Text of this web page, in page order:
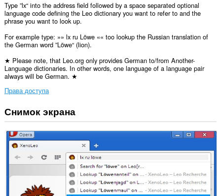
Type ”lx“ into the address field followed by a space separated optional
language code defining the Leo dictionary you want to refer to and the
phrase you want to look up.
For example type: »» lx ru Löwe «« too lookup the Russian translation of
the German word ”Löwe“ (lion).
★ Please note, that Leo.org only provides German to/from Another-
Language dictionaries. In other words, one language of a language pair
always will be German. ★
Права доступа
У
этого
есть
доступ
вашим
данным
на
некоторых
сайтах.
Снимок экрана